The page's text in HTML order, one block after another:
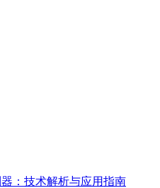
：技术解析与应用指南